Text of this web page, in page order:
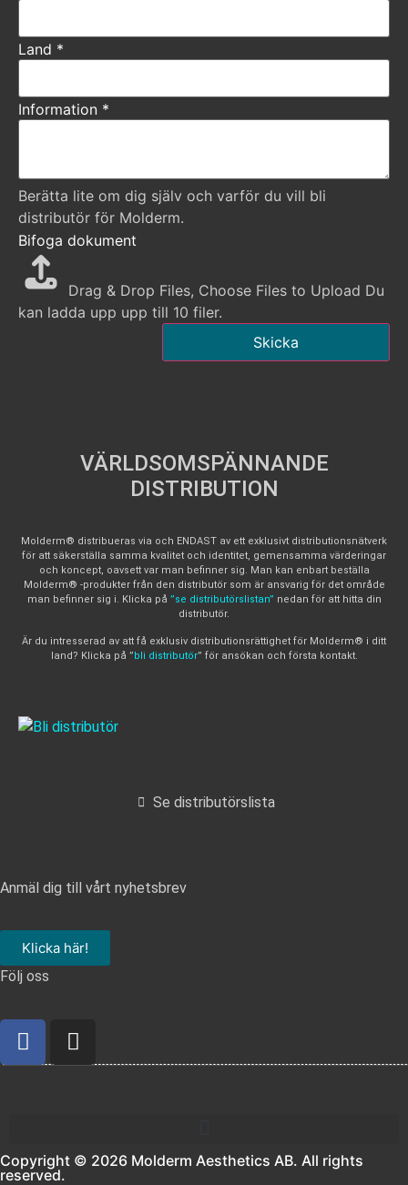
Land *
Information *
Berätta lite om dig själv och varför du vill bli
distributör för Molderm.
Bifoga dokument
Drag & Drop Files, Choose Files to Upload Du
kan ladda upp upp till 10 filer.
Skicka
VÄRLDSOMSPÄNNANDE
DISTRIBUTION
Molderm® distribueras via och ENDAST av ett exklusivt distributionsnätverk
för att säkerställa samma kvalitet och identitet, gemensamma värderingar
och koncept, oavsett var man befinner sig. Man kan enbart beställa
Molderm® -produkter från den distributör som är ansvarig för det område
man befinner sig i. Klicka på ”se distributörslistan” nedan för att hitta din
distributör.
Är du intresserad av att få exklusiv distributionsrättighet för Molderm® i ditt
land? Klicka på ”bli distributör” för ansökan och första kontakt.
Se distributörslista
Anmäl dig till vårt nyhetsbrev
Klicka här!
Följ oss
Copyright © 2026 Molderm Aesthetics AB. All rights
reserved.